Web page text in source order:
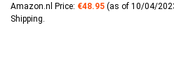
Amazon.nl Price: €48.95 (as of 10/04/
Shipping